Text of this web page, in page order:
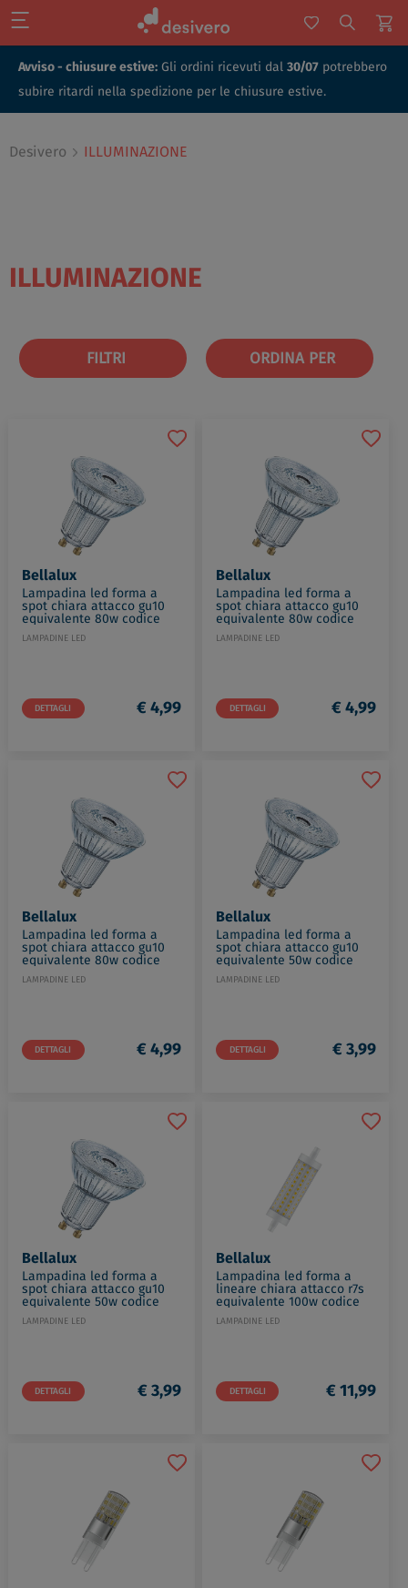
Avviso - chiusure estive: Gli ordini ricevuti dal 30/07 potrebbero
subire ritardi nella spedizione per le chiusure estive.
Desivero ILLUMINAZIONE
ILLUMINAZIONE
FILTRI ORDINA PER
Bellalux
Lampadina led forma a
spot chiara attacco gu10
equivalente 80w codice
prod: LED303201BLXBOX1
LAMPADINE LED
DETTAGLI € 4,99
Bellalux
Lampadina led forma a
spot chiara attacco gu10
equivalente 80w codice
prod: LED303225BLXBOX1
LAMPADINE LED
DETTAGLI € 4,99
Bellalux
Lampadina led forma a
spot chiara attacco gu10
equivalente 80w codice
prod: LED112827BLXBOX1
LAMPADINE LED
DETTAGLI € 4,99
Bellalux
Lampadina led forma a
spot chiara attacco gu10
equivalente 50w codice
prod: LED112803BLXBOX1
LAMPADINE LED
DETTAGLI € 3,99
Bellalux
Lampadina led forma a
spot chiara attacco gu10
equivalente 50w codice
prod: LED303188BLXBOX1
LAMPADINE LED
DETTAGLI € 3,99
Bellalux
Lampadina led forma a
lineare chiara attacco r7s
equivalente 100w codice
prod: LED135994BLXBOX1
LAMPADINE LED
DETTAGLI € 11,99